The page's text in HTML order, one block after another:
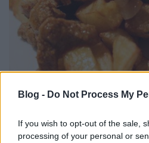
Blog - Do Not Process My
If you wish to opt-out of the sale,
processing of your personal or
Brassói
Húsimádó•2016. február 26.